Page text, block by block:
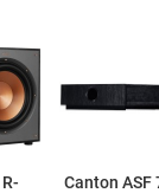
Canton ASF